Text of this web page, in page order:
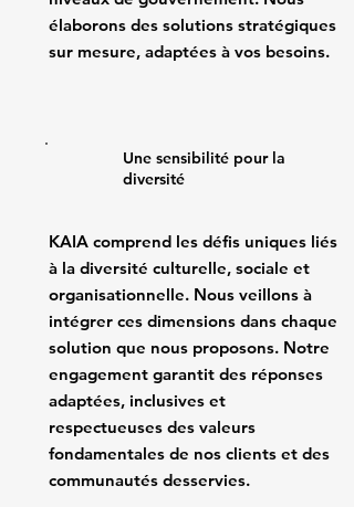
élaborons des solutions stratégiques
sur mesure, adaptées à vos besoins.
Une sensibilité pour la
diversité
KAIA comprend les défis uniques liés
à la diversité culturelle, sociale et
organisationnelle. Nous veillons à
intégrer ces dimensions dans chaque
solution que nous proposons. Notre
engagement garantit des réponses
adaptées, inclusives et
respectueuses des valeurs
fondamentales de nos clients et des
communautés desservies.